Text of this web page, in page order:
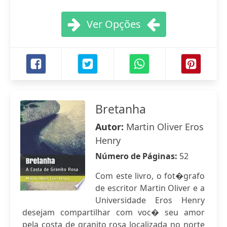
Ver Opções
Bretanha
Autor: Martin Oliver Eros
Henry
Número de Páginas: 52
Com este livro, o fot�grafo
de escritor Martin Oliver e a
Universidade Eros Henry
desejam compartilhar com voc� seu amor
pela costa de granito rosa localizada no norte